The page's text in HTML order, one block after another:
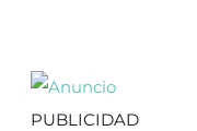
PUBLICIDAD